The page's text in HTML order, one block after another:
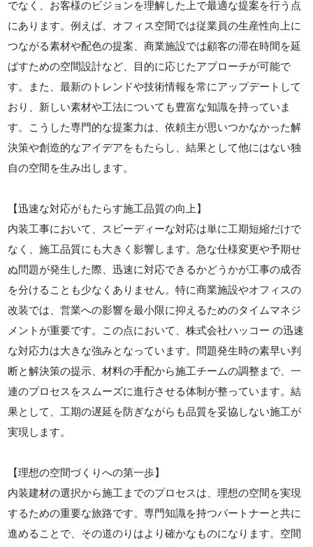
でなく、お客様のビジョンを理解した上で最適な提案を行う点
にあります。例えば、オフィス空間では従業員の生産性向上に
つながる素材や配色の提案、商業施設では顧客の滞在時間を延
ばすための空間設計など、目的に応じたアプローチが可能で
す。また、最新のトレンドや技術情報を常にアップデートして
おり、新しい素材や工法についても豊富な知識を持っていま
す。こうした専門的な提案力は、依頼主が思いつかなかった解
決策や創造的なアイデアをもたらし、結果として他にはない独
自の空間を生み出します。
【迅速な対応がもたらす施工品質の向上】
内装工事において、スピーディーな対応は単に工期短縮だけで
なく、施工品質にも大きく影響します。急な仕様変更や予期せ
ぬ問題が発生した際、迅速に対応できるかどうかが工事の成否
を分けることも少なくありません。特に商業施設やオフィスの
改装では、営業への影響を最小限に抑えるためのタイムマネジ
メントが重要です。この点において、株式会社ハッコー の迅速
な対応力は大きな強みとなっています。問題発生時の素早い判
断と解決策の提示、材料の手配から施工チームの調整まで、一
連のプロセスをスムーズに進行させる体制が整っています。結
果として、工期の遅延を防ぎながらも品質を妥協しない施工が
実現します。
【理想の空間づくりへの第一歩】
内装建材の選択から施工までのプロセスは、理想の空間を実現
するための重要な旅路です。専門知識を持つパートナーと共に
進めることで、その道のりはより確かなものになります。空間